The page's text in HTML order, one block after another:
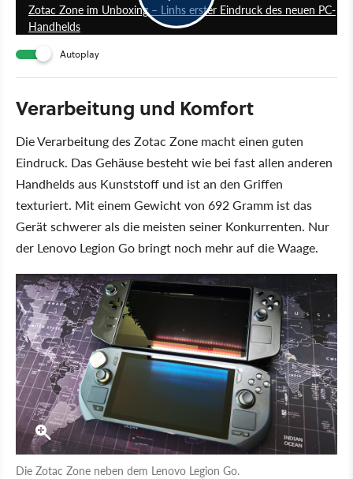
Zotac Zone im Unboxing – Linhs erster Eindruck des neuen PC-
Handhelds
Autoplay
Verarbeitung und Komfort
Die Verarbeitung des Zotac Zone macht einen guten
Eindruck. Das Gehäuse besteht wie bei fast allen anderen
Handhelds aus Kunststoff und ist an den Griffen
texturiert. Mit einem Gewicht von 692 Gramm ist das
Gerät schwerer als die meisten seiner Konkurrenten. Nur
der Lenovo Legion Go bringt noch mehr auf die Waage.
Die Zotac Zone neben dem Lenovo Legion Go.